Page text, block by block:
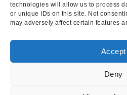
technologies will allow us to process
or unique IDs on this site. Not
may adversely affect certain features
Accept
Deny